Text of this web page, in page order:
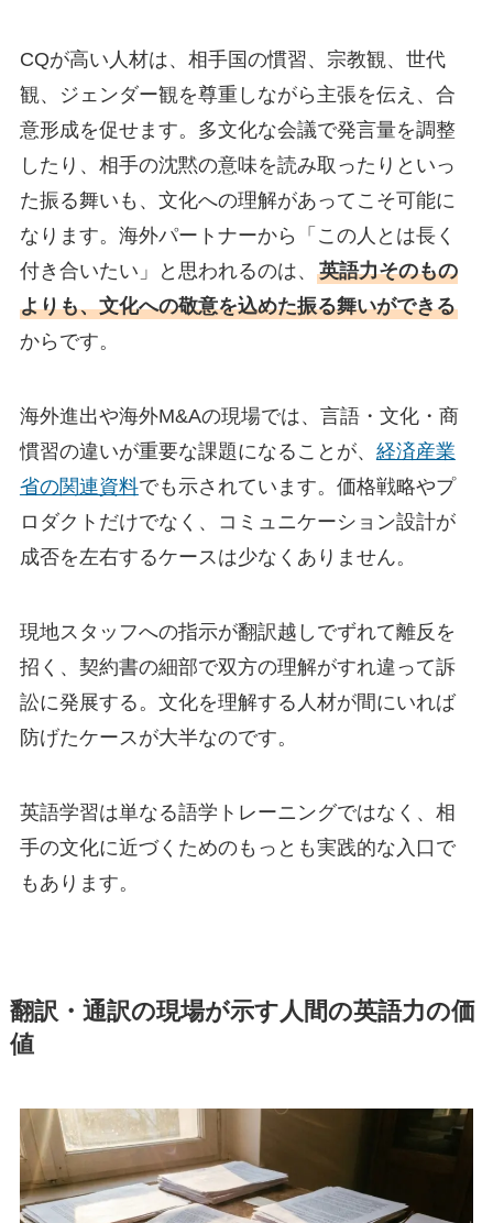
CQが高い人材は、相手国の慣習、宗教観、世代
観、ジェンダー観を尊重しながら主張を伝え、合
意形成を促せます。多文化な会議で発言量を調整
したり、相手の沈黙の意味を読み取ったりといっ
た振る舞いも、文化への理解があってこそ可能に
なります。海外パートナーから「この人とは長く
付き合いたい」と思われるのは、 英語力そのもの
よりも、文化への敬意を込めた振る舞いができる
からです。
海外進出や海外M&Aの現場では、言語・文化・商
慣習の違いが重要な課題になることが、 経済産業
省の関連資料でも示されています。価格戦略やプ
ロダクトだけでなく、コミュニケーション設計が
成否を左右するケースは少なくありません。
現地スタッフへの指示が翻訳越しでずれて離反を
招く、契約書の細部で双方の理解がすれ違って訴
訟に発展する。文化を理解する人材が間にいれば
防げたケースが大半なのです。
英語学習は単なる語学トレーニングではなく、相
手の文化に近づくためのもっとも実践的な入口で
もあります。
翻訳・通訳の現場が示す人間の英語力の価
値